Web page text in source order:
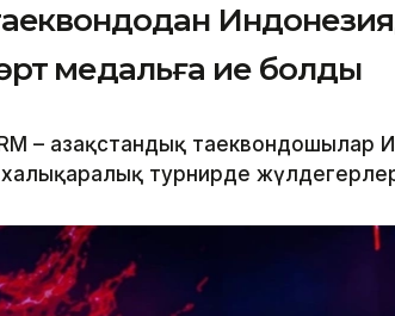
медальға ие болды
– Қазақстандық
турнирде жүлдегерлер